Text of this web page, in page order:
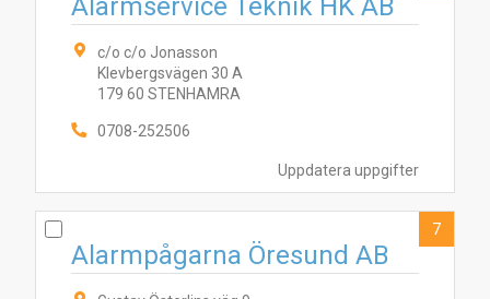
Uppdatera uppgifter
Alarmservice Teknik HK AB
c/o c/o Jonasson
Klevbergsvägen 30 A
179 60 STENHAMRA
0708-252506
Alarmpågarna Öresund AB
7